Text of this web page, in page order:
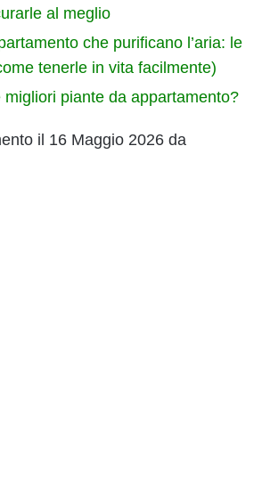
al meglio
che purificano l’aria: le
tenerle in vita facilmente)
migliori piante da appartamento?
il 16 Maggio 2026 da